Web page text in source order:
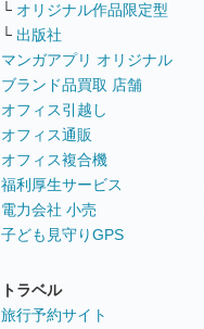
└ オリジナル作品限定型
└ 出版社
マンガアプリ オリジナル
ブランド品買取 店舗
オフィス引越し
オフィス通販
オフィス複合機
福利厚生サービス
電力会社 小売
子ども見守りGPS
トラベル
旅行予約サイト